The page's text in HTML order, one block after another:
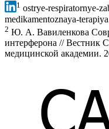
1 ostrye-respiratornye-
medikamentoznaya-
2 Ю. А. Вавиленкова
интерферона // Вестник
медицинской академии.